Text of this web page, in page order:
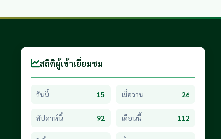
สถิติผู้เข้าเยี่ยมชม
วันนี้ 15 เมื่อวาน 26
สัปดาห์นี้ 92 เดือนนี้ 112